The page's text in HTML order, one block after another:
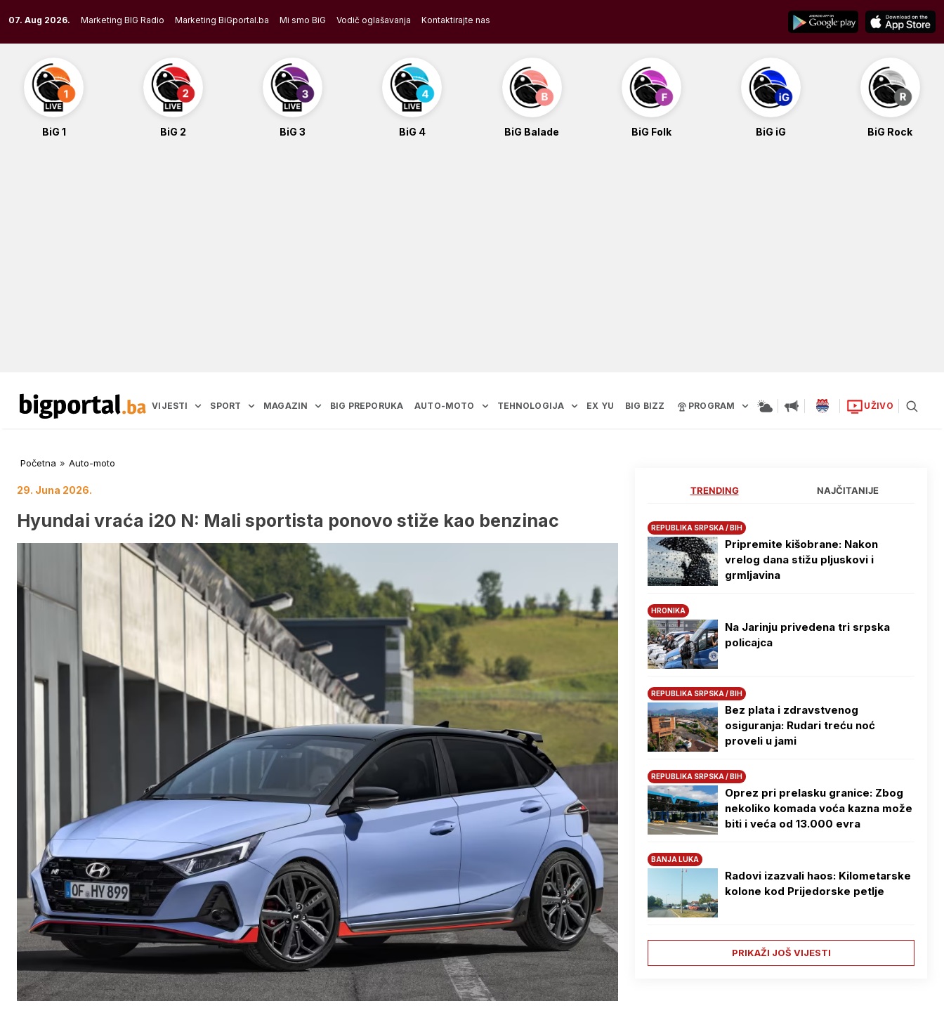
to
content
07. Aug 2026. Marketing BIG Radio Marketing BiGportal.ba Mi smo BiG Vodič oglašavanja Kontaktirajte nas
BiG 1 BiG 2 BiG 3 BiG 4 BiG Balade BiG Folk BiG iG BiG Rock
VIJESTI SPORT MAGAZIN BIG PREPORUKA AUTO-MOTO TEHNOLOGIJA EX YU BIG BIZZ PROGRAM UŽIVO
Početna » Auto-moto
29. Juna 2026.
Hyundai vraća i20 N: Mali sportista ponovo stiže kao benzinac
TRENDING NAJČITANIJE
REPUBLIKA SRPSKA / BIH
Pripremite kišobrane: Nakon
vrelog dana stižu pljuskovi i
grmljavina
HRONIKA
Na Јarinju privedena tri srpska
policajca
REPUBLIKA SRPSKA / BIH
Bez plata i zdravstvenog
osiguranja: Rudari treću noć
proveli u jami
REPUBLIKA SRPSKA / BIH
Oprez pri prelasku granice: Zbog
nekoliko komada voća kazna može
biti i veća od 13.000 evra
BANJA LUKA
Radovi izazvali haos: Kilometarske
kolone kod Prijedorske petlje
PRIKAŽI JOŠ VIJESTI